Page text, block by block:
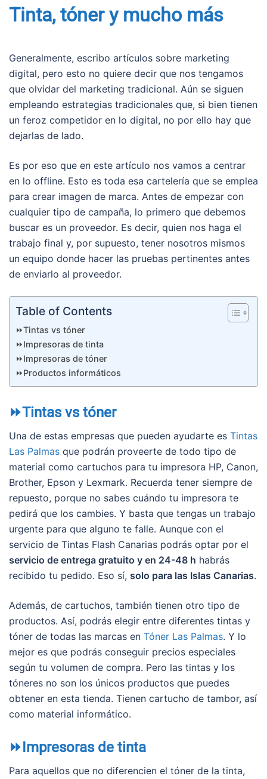
Tinta, tóner y mucho más
Generalmente, escribo artículos sobre marketing
digital, pero esto no quiere decir que nos tengamos
que olvidar del marketing tradicional. Aún se siguen
empleando estrategias tradicionales que, si bien tienen
un feroz competidor en lo digital, no por ello hay que
dejarlas de lado.
Es por eso que en este artículo nos vamos a centrar
en lo offline. Esto es toda esa cartelería que se emplea
para crear imagen de marca. Antes de empezar con
cualquier tipo de campaña, lo primero que debemos
buscar es un proveedor. Es decir, quien nos haga el
trabajo final y, por supuesto, tener nosotros mismos
un equipo donde hacer las pruebas pertinentes antes
de enviarlo al proveedor.
Table of Contents
⏩Tintas vs tóner
⏩Impresoras de tinta
⏩Impresoras de tóner
⏩Productos informáticos
⏩Tintas vs tóner
Una de estas empresas que pueden ayudarte es Tintas
Las Palmas que podrán proveerte de todo tipo de
material como cartuchos para tu impresora HP, Canon,
Brother, Epson y Lexmark. Recuerda tener siempre de
repuesto, porque no sabes cuándo tu impresora te
pedirá que los cambies. Y basta que tengas un trabajo
urgente para que alguno te falle. Aunque con el
servicio de Tintas Flash Canarias podrás optar por el
servicio de entrega gratuito y en 24-48 h habrás
recibido tu pedido. Eso sí, solo para las Islas Canarias.
Además, de cartuchos, también tienen otro tipo de
productos. Así, podrás elegir entre diferentes tintas y
tóner de todas las marcas en Tóner Las Palmas. Y lo
mejor es que podrás conseguir precios especiales
según tu volumen de compra. Pero las tintas y los
tóneres no son los únicos productos que puedes
obtener en esta tienda. Tienen cartucho de tambor, así
como material informático.
⏩Impresoras de tinta
Para aquellos que no diferencien el tóner de la tinta,